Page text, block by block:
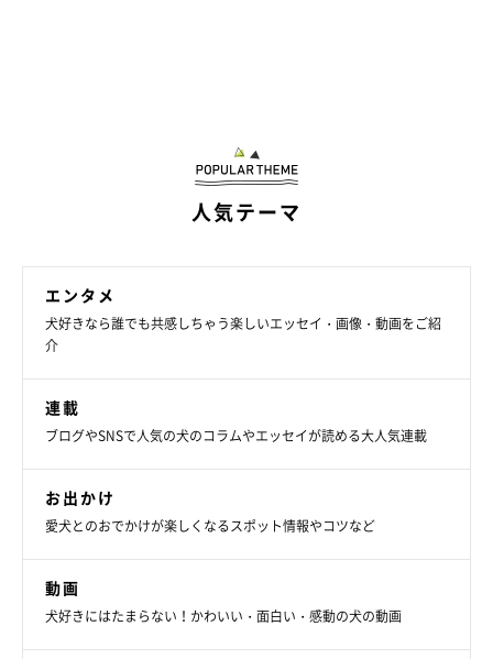
人気テーマ
エンタメ
犬好きなら誰でも共感しちゃう楽しいエッセイ・画像・動画をご紹
介
連載
ブログやSNSで人気の犬のコラムやエッセイが読める大人気連載
お出かけ
愛犬とのおでかけが楽しくなるスポット情報やコツなど
動画
犬好きにはたまらない！かわいい・面白い・感動の犬の動画